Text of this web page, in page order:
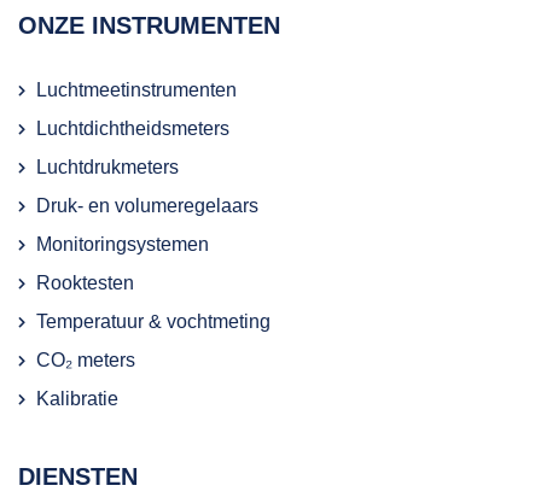
ONZE INSTRUMENTEN
Luchtmeetinstrumenten
Luchtdichtheidsmeters
Luchtdrukmeters
Druk- en volumeregelaars
Monitoringsystemen
Rooktesten
Temperatuur & vochtmeting
CO₂ meters
Kalibratie
DIENSTEN